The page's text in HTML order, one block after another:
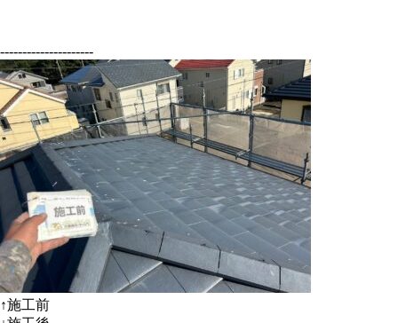
---------------------
↑施工前